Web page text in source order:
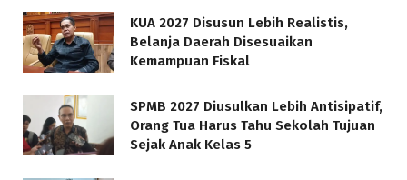
KUA 2027 Disusun Lebih Realistis,
Belanja Daerah Disesuaikan
Kemampuan Fiskal
SPMB 2027 Diusulkan Lebih Antisipatif,
Orang Tua Harus Tahu Sekolah Tujuan
Sejak Anak Kelas 5